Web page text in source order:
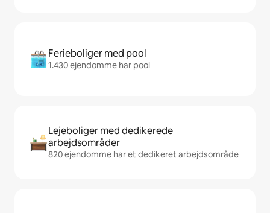
Ferieboliger med pool
1.430 ejendomme har pool
Lejeboliger med dedikerede
arbejdsområder
820 ejendomme har et dedikeret arbejdsområde